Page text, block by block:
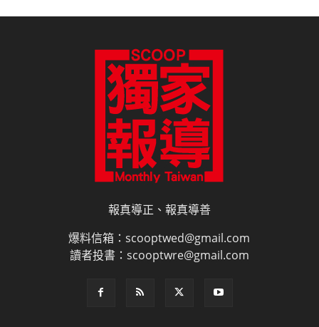
報真導正、報真導善
爆料信箱：scooptwed@gmail.com
讀者投書：scooptwre@gmail.com